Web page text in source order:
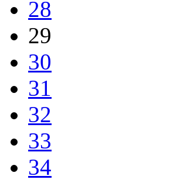
28
29
30
31
32
33
34